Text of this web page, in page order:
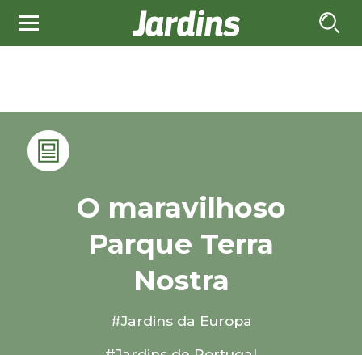
O maravilhoso
Parque Terra
Nostra
#Jardins da Europa